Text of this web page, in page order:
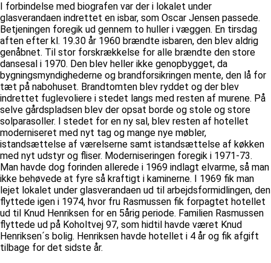
I forbindelse med biografen var der i lokalet under
glasverandaen indrettet en isbar, som Oscar Jensen passede.
Betjeningen foregik ud gennem to huller i væggen. En tirsdag
aften efter kl. 19.30 år 1960 brændte isbaren, den blev aldrig
genåbnet. Til stor forskrækkelse for alle brændte den store
dansesal i 1970. Den blev heller ikke genopbygget, da
bygningsmyndighederne og brandforsikringen mente, den lå for
tæt på nabohuset. Brandtomten blev ryddet og der blev
indrettet fuglevoliere i stedet langs med resten af murene. På
selve gårdspladsen blev der opsat borde og stole og store
solparasoller. I stedet for en ny sal, blev resten af hotellet
moderniseret med nyt tag og mange nye møbler,
istandsættelse af værelserne samt istandsættelse af køkken
med nyt udstyr og fliser. Moderniseringen foregik i 1971-73.
Man havde dog forinden allerede i 1969 indlagt elvarme, så man
ikke behøvede at fyre så kraftigt i kaminerne. I 1969 fik man
lejet lokalet under glasverandaen ud til arbejdsformidlingen, den
flyttede igen i 1974, hvor fru Rasmussen fik forpagtet hotellet
ud til Knud Henriksen for en 5årig periode. Familien Rasmussen
flyttede ud på Koholtvej 97, som hidtil havde været Knud
Henriksen´s bolig. Henriksen havde hotellet i 4 år og fik afgift
tilbage for det sidste år.